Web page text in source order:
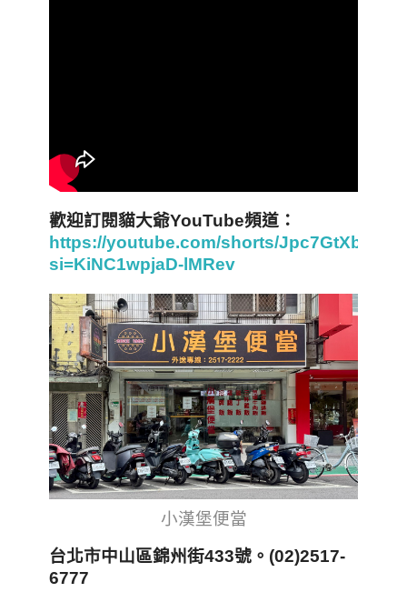
歡迎訂閱貓大爺YouTube頻道：
https://youtube.com/shorts/Jpc7GtXbvIs?
si=KiNC1wpjaD-lMRev
小漢堡便當
台北市中山區錦州街433號 。(02)2517-
6777